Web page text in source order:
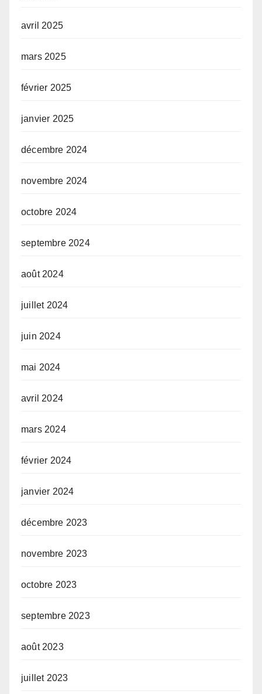
avril 2025
mars 2025
février 2025
janvier 2025
décembre 2024
novembre 2024
octobre 2024
septembre 2024
août 2024
juillet 2024
juin 2024
mai 2024
avril 2024
mars 2024
février 2024
janvier 2024
décembre 2023
novembre 2023
octobre 2023
septembre 2023
août 2023
juillet 2023